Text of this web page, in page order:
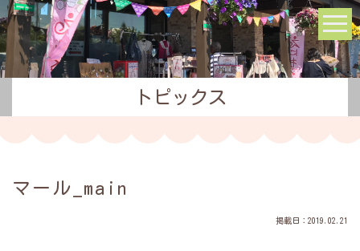
トピックス
マール_main
掲載日：2019.02.21